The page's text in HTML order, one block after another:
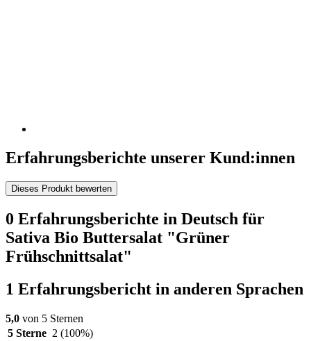
Erfahrungsberichte unserer Kund:innen
Dieses Produkt bewerten
0 Erfahrungsberichte in Deutsch für
Sativa Bio Buttersalat "Grüner
Frühschnittsalat"
1 Erfahrungsbericht in anderen Sprachen
5,0 von 5 Sternen
5 Sterne 2 (100%)